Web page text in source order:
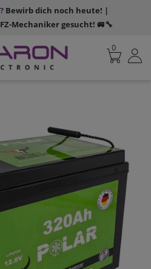
Bewirb dich noch heute! |
Mechaniker gesucht! 🚐🔧
0